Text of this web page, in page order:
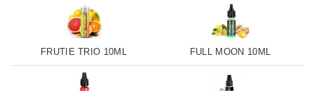
FRUTIE TRIO 10ML FULL MOON 10ML